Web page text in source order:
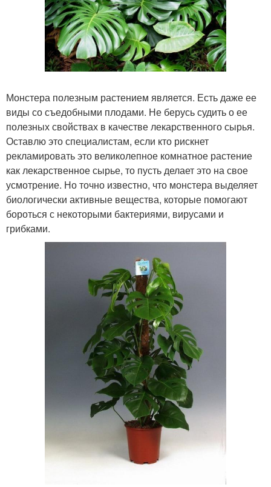
Монстера полезным растением является. Есть даже ее
виды со съедобными плодами. Не берусь судить о ее
полезных свойствах в качестве лекарственного сырья.
Оставлю это специалистам, если кто рискнет
рекламировать это великолепное комнатное растение
как лекарственное сырье, то пусть делает это на свое
усмотрение. Но точно известно, что монстера выделяет
биологически активные вещества, которые помогают
бороться с некоторыми бактериями, вирусами и
грибками.